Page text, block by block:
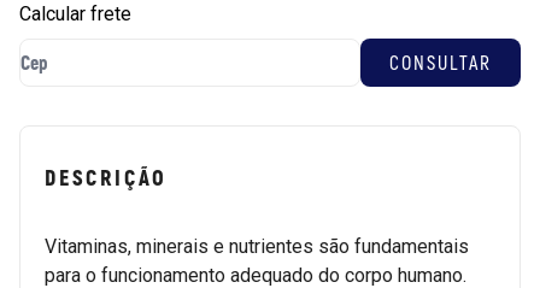
Calcular frete
DESCRIÇÃO
Vitaminas, minerais e nutrientes são fundamentais
para o funcionamento adequado do corpo humano.